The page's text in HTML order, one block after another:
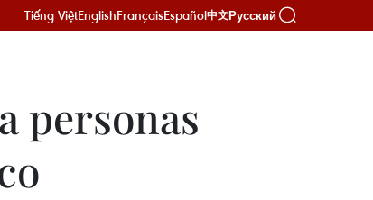
Tiếng ViệtEnglishFrançaisEspañol中文Русский
personas